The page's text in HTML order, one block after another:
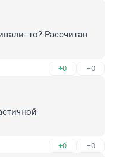
то? Рассчитан
+0 –0
+0 –0